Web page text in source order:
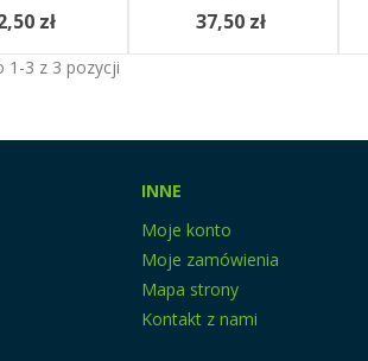
zł 37,50 zł
1-3 z 3 pozycji
INNE
Moje konto
Moje zamówienia
Mapa strony
Kontakt z nami